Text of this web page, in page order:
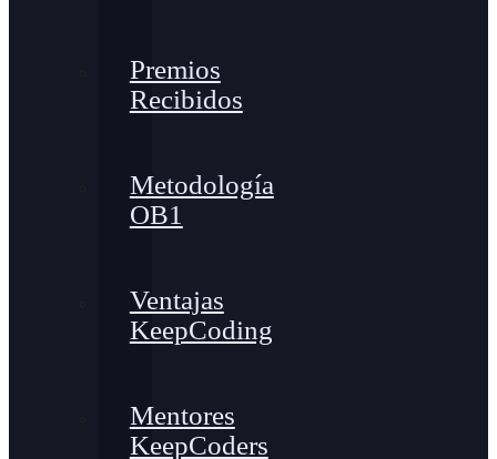
Premios
Recibidos
Metodología
OB1
Ventajas
KeepCoding
Mentores
KeepCoders